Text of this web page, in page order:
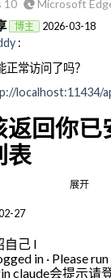
11 Microsoft
2026-05-28
诺分享
学么，查了全都是ai
11
Microsoft
博主 2026-05-28
:
，都是集成大模型的
诺分享
题，但是全都跑大模
10
Microsoft
博主 2026-03-18
:
正常访问了吗？
localhost:11434/
返回你已
表
Quince Tart
03-18
是正常的
展开
27
自己 l
in · Please
claude会提示请